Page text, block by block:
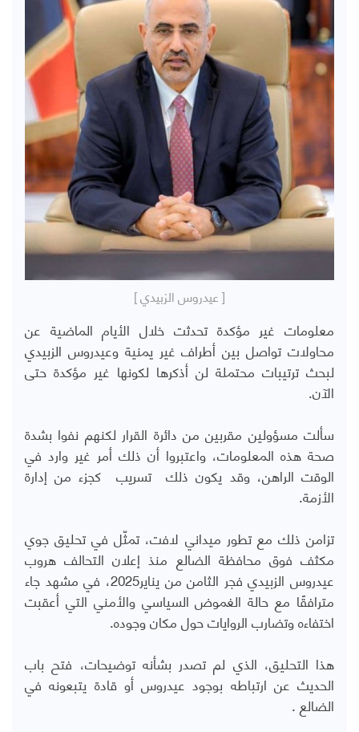
[ عيدروس الزبيدي ]
معلومات غير مؤكدة تحدثت خلال الأيام الماضية عن
محاولات تواصل بين أطراف غير يمنية وعيدروس الزبيدي
لبحث ترتيبات محتملة لن أذكرها لكونها غير مؤكدة حتى
الآن.
سألت مسؤولين مقربين من دائرة القرار لكنهم نفوا بشدة
صحة هذه المعلومات، واعتبروا أن ذلك أمر غير وارد في
الوقت الراهن، وقد يكون ذلك تسريب كجزء من إدارة
الأزمة.
تزامن ذلك مع تطور ميداني لافت، تمثّل في تحليق جوي
مكثف فوق محافظة الضالع منذ إعلان التحالف هروب
عيدروس الزبيدي فجر الثامن من يناير2025، في مشهد جاء
مترافقًا مع حالة الغموض السياسي والأمني التي أعقبت
اختفاءه وتضارب الروايات حول مكان وجوده.
هذا التحليق، الذي لم تصدر بشأنه توضيحات، فتح باب
الحديث عن ارتباطه بوجود عيدروس أو قادة يتبعونه في
الضالع.